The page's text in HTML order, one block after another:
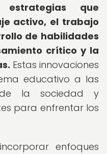
estrategias que
activo, el trabajo
de habilidades
crítico y la
Estas innovaciones
educativo a las
la sociedad y
para enfrentar los
enfoques